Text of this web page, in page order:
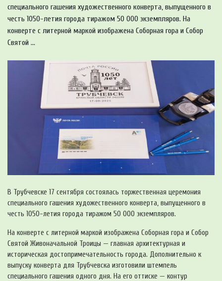
специального гашения художественного конверта, выпущенного в
честь 1050-летия города тиражом 50 000 экземпляров. На
конверте с литерной маркой изображена Соборная гора и Собор
Святой ...
В Трубчевске 17 сентября состоялась торжественная церемония
специального гашения художественного конверта, выпущенного в
честь 1050-летия города тиражом 50 000 экземпляров.
На конверте с литерной маркой изображена Соборная гора и Собор
Святой Живоначальной Троицы — главная архитектурная и
историческая достопримечательность города. Дополнительно к
выпуску конверта для Трубчевска изготовили штемпель
специального гашения одного дня. На его оттиске — контур